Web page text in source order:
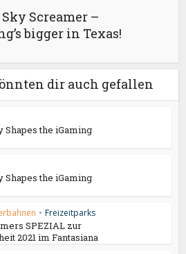
Sky Screamer –
bigger in Texas!
dir auch gefallen
the iGaming
the iGaming
• Freizeitparks
SPEZIAL zur
2021 im Fantasiana